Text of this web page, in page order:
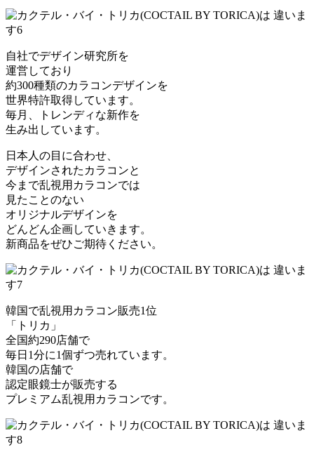
自社でデザイン研究所を
運営しており
約300種類のカラコンデザインを
世界特許取得しています。
毎月、トレンディな新作を
生み出しています。
日本人の目に合わせ、
デザインされたカラコンと
今まで乱視用カラコンでは
見たことのない
オリジナルデザインを
どんどん企画していきます。
新商品をぜひご期待ください。
韓国で乱視用カラコン販売1位
「トリカ」
全国約290店舗で
毎日1分に1個ずつ売れています。
韓国の店舗で
認定眼鏡士が販売する
プレミアム乱視用カラコンです。